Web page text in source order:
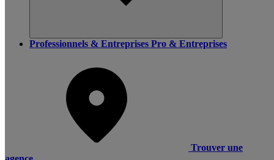
Professionnels & Entreprises Pro & Entreprises
Trouver une